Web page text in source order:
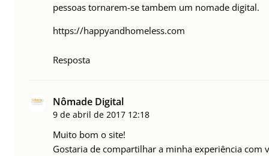
pessoas tornarem-se tambem um nomade digital.
https://happyandhomeless.com
Resposta
Nômade Digital
9 de abril de 2017 12:18
Muito bom o site!
Gostaria de compartilhar a minha experiência com